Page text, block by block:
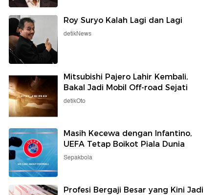
Roy Suryo Kalah Lagi dan Lagi
detikNews
Mitsubishi Pajero Lahir Kembali,
Bakal Jadi Mobil Off-road Sejati
detikOto
Masih Kecewa dengan Infantino,
UEFA Tetap Boikot Piala Dunia
Sepakbola
Profesi Bergaji Besar yang Kini Jadi